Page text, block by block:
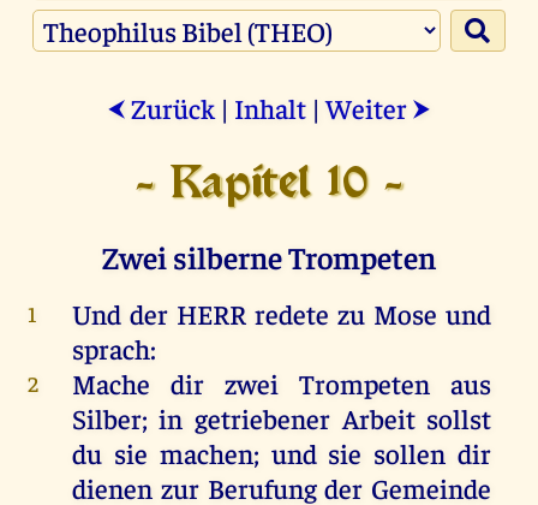
⮜ Zurück | Inhalt |Weiter ⮞
- Kapitel 10 -
Zwei silberne Trompeten
1 Und der HERR redete zu Mose und
sprach:
2 Mache dir zwei Trompetenaus
Silber;in getriebener Arbeit sollst
du sie machen; und sie sollen dir
dienen zurBerufungder Gemeinde